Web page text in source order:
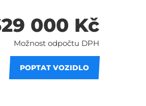
000 Kč
Možnost odpočtu DPH
POPTAT VOZIDLO